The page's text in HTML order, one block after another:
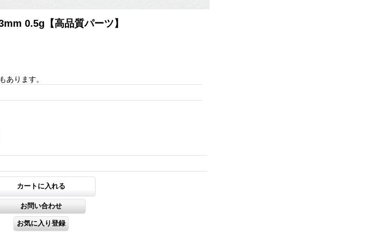
0.5g【高品質パーツ】
あります。